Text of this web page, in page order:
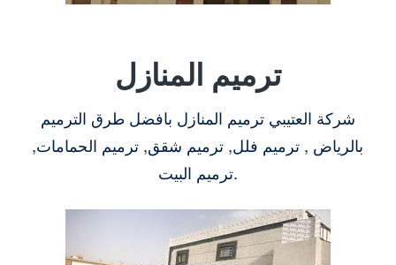
ترميم المنازل
شركة العتيبي ترميم المنازل بافضل طرق الترميم
بالرياض , ترميم فلل, ترميم شقق, ترميم الحمامات,
ترميم البيت.